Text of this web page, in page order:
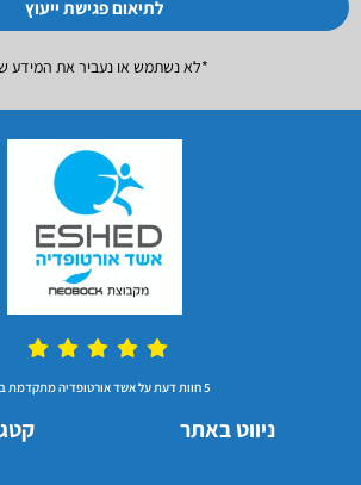
לתיאום פגישת ייעוץ
*לא נשתמש או נעביר את המידע
5 חוות דעת על אשד אורטופדיה מתקדמת בע"מ
ניווט באתר